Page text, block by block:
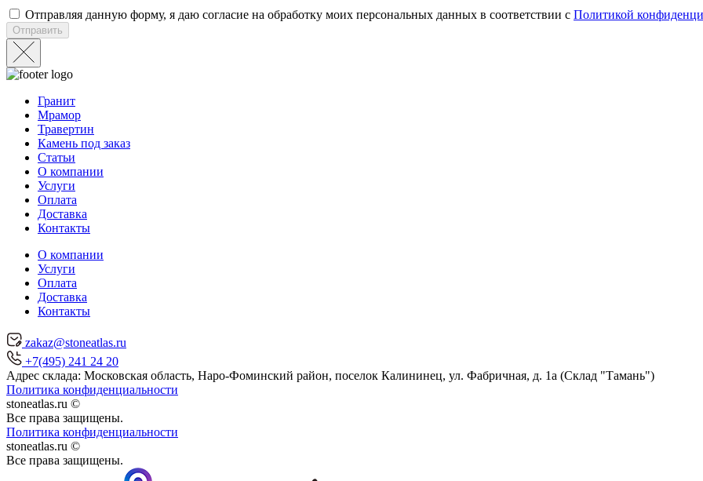
Отправляя данную форму, я даю согласие на обработку моих персональных данных в соответствии с Политикой
Отправить
Гранит
Мрамор
Травертин
Камень под заказ
Статьи
О компании
Услуги
Оплата
Доставка
Контакты
О компании
Услуги
Оплата
Доставка
Контакты
zakaz@stoneatlas.ru
+7(495) 241 24 20
Адрес склада: Московская область, Наро-Фоминский район, поселок Калининец, ул. Фабричная, д. 1а (Склад "Тамань")
Политика конфиденциальности
stoneatlas.ru ©
Все права защищены.
Политика конфиденциальности
stoneatlas.ru ©
Все права защищены.